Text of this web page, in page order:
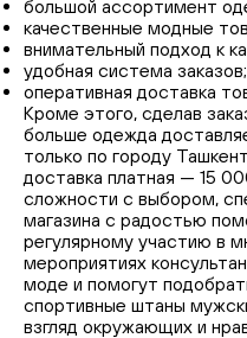
большой ассортимент
качественные модные
внимательный подход к
удобная система заказов;
оперативная доставка
Кроме этого, сделав
больше одежда
только по городу
доставка платная — 15
сложности с выбором,
магазина с радостью
регулярному участию в
мероприятиях
моде и помогут
спортивные штаны
взгляд окружающих и